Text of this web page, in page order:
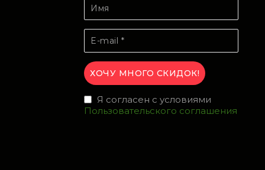
Я согласен с условиями
Пользовательского соглашения